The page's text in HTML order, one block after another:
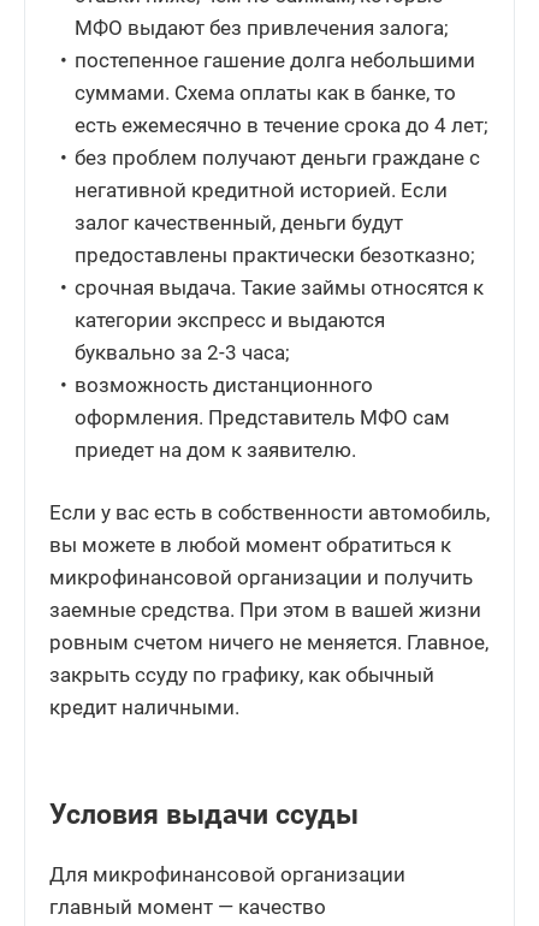
МФО выдают без привлечения залога;
постепенное гашение долга небольшими
суммами. Схема оплаты как в банке, то
есть ежемесячно в течение срока до 4 лет;
без проблем получают деньги граждане с
негативной кредитной историей. Если
залог качественный, деньги будут
предоставлены практически безотказно;
срочная выдача. Такие займы относятся к
категории экспресс и выдаются
буквально за 2-3 часа;
возможность дистанционного
оформления. Представитель МФО сам
приедет на дом к заявителю.
Если у вас есть в собственности автомобиль,
вы можете в любой момент обратиться к
микрофинансовой организации и получить
заемные средства. При этом в вашей жизни
ровным счетом ничего не меняется. Главное,
закрыть ссуду по графику, как обычный
кредит наличными.
Условия выдачи ссуды
Для микрофинансовой организации
главный момент — качество